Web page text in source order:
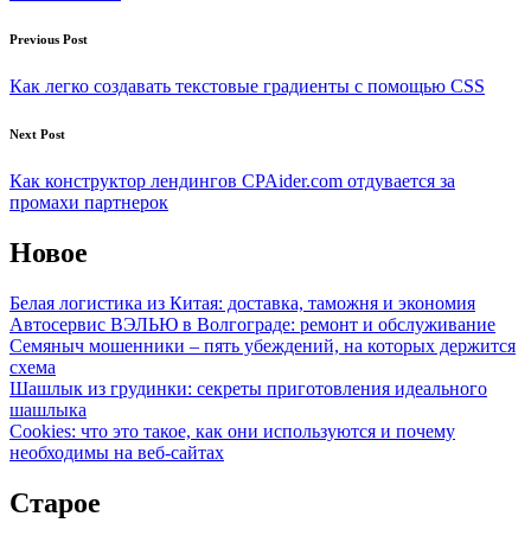
Post
navigation
Previous Post
Как легко создавать текстовые градиенты с помощью CSS
Next Post
Как конструктор лендингов CPAider.com отдувается за
промахи партнерок
Новое
Белая логистика из Китая: доставка, таможня и экономия
Автосервис ВЭЛЬЮ в Волгограде: ремонт и обслуживание
Семяныч мошенники – пять убеждений, на которых держится
схема
Шашлык из грудинки: секреты приготовления идеального
шашлыка
Cookies: что это такое, как они используются и почему
необходимы на веб-сайтах
Старое